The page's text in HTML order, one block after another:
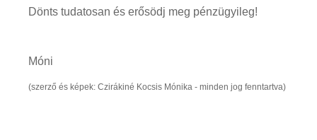
Dönts tudatosan és erősödj meg pénzügyileg!
Móni
(szerző és képek: Czirákiné Kocsis Mónika - minden jog fenntartva)